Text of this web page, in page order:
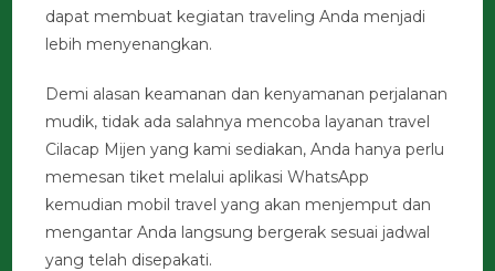
dapat membuat kegiatan traveling Anda menjadi
lebih menyenangkan.
Demi alasan keamanan dan kenyamanan perjalanan
mudik, tidak ada salahnya mencoba layanan travel
Cilacap Mijen yang kami sediakan, Anda hanya perlu
memesan tiket melalui aplikasi WhatsApp
kemudian mobil travel yang akan menjemput dan
mengantar Anda langsung bergerak sesuai jadwal
yang telah disepakati.